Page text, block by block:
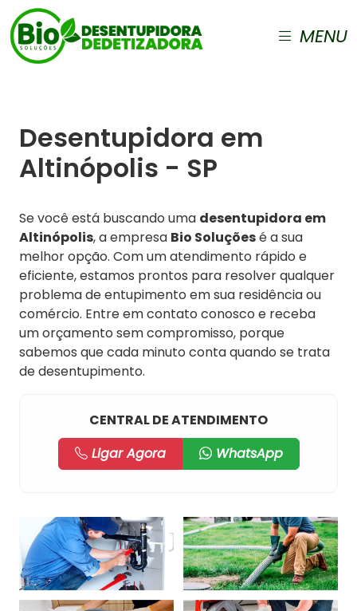
MENU
Desentupidora em
Altinópolis - SP
Se você está buscando uma desentupidora em
Altinópolis, a empresa Bio Soluçõesé a sua
melhor opção. Com um atendimento rápido e
eficiente, estamos prontos para resolver qualquer
problema de entupimento em sua residência ou
comércio. Entre em contato conosco e receba
um orçamento sem compromisso, porque
sabemos que cada minuto conta quando se trata
de desentupimento.
CENTRAL DE ATENDIMENTO
Ligar Agora
WhatsApp